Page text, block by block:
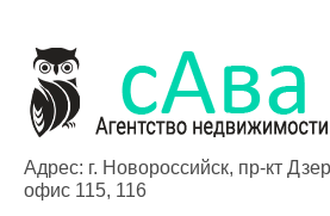
Адрес: г. Новороссийск, пр-кт
офис 115, 116